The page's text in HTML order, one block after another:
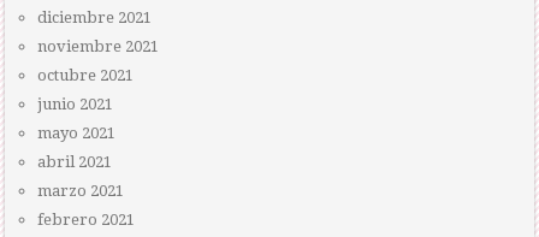
diciembre 2021
noviembre 2021
octubre 2021
junio 2021
mayo 2021
abril 2021
marzo 2021
febrero 2021